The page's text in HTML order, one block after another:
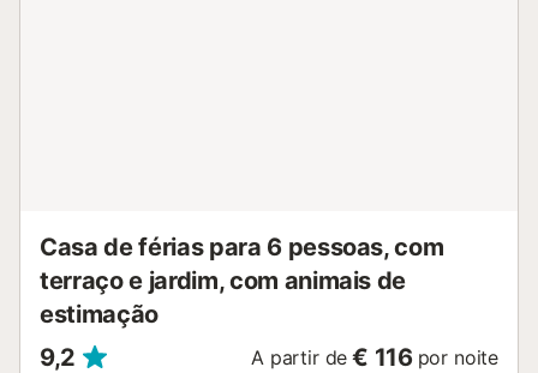
Casa de férias para 6 pessoas, com
terraço e jardim, com animais de
estimação
9,2
A partir de € 116 por noite